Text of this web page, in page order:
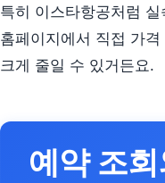
특히 이스타항공처럼
홈페이지에서 직접 가
크게 줄일 수 있거든요.
예약 조